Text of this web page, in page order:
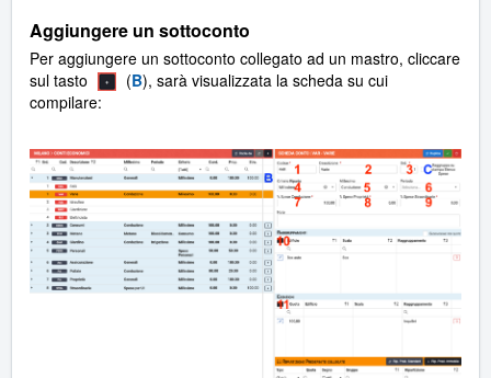
Aggiungere un sottoconto
Per aggiungere un sottoconto collegato ad un mastro, cliccare
sul tasto
(B), sarà visualizzata la scheda su cui
compilare: